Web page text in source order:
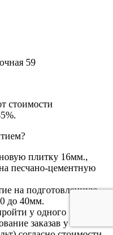
59
стоимости
плитку 16мм.,
песчано-цементную
на подготовленную
до 40мм.
у одного
заказав у местных